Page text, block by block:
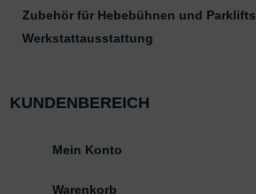
Zubehör für Hebebühnen und Parklifts
Werkstattausstattung
KUNDENBEREICH
Mein Konto
Warenkorb